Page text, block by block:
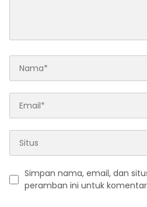
Simpan nama, email, dan
peramban ini untuk